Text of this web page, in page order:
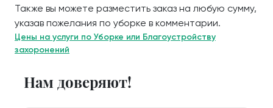
Также вы можете разместить заказ на любую сумму,
указав пожелания по уборке в комментарии.
Цены на услуги по Уборке или Благоустройству
захоронений
Нам доверяют!